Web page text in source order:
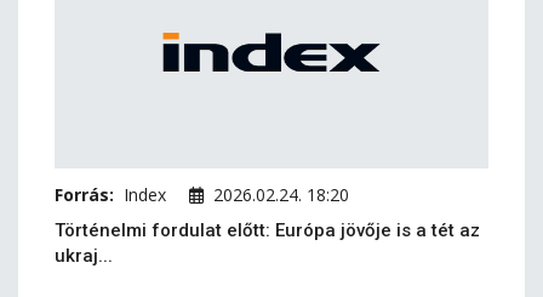
Forrás: Index 2026.02.24. 18:20
Történelmi fordulat előtt: Európa jövője is a tét az
ukraj...